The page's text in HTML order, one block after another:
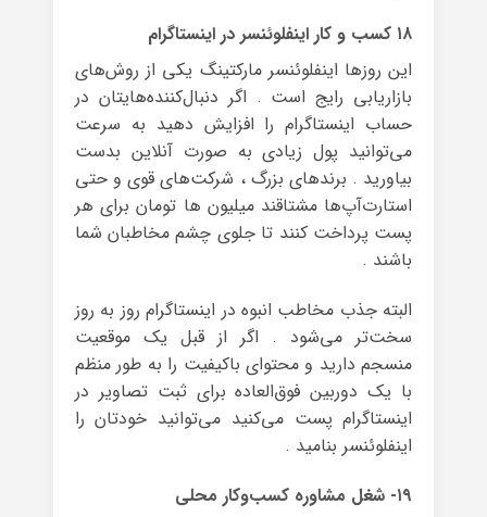
۱۸ کسب و کار اینفلوئنسر در اینستاگرام
این روزها اینفلوئنسر مارکتینگ یکی از روش‌های
بازاریابی رایج است . اگر دنبال‌کننده‌هایتان در
حساب اینستاگرام را افزایش دهید به سرعت
می‌توانید پول زیادی به صورت آنلاین بدست
بیاورید . برندهای بزرگ ، شرکت‌های قوی و حتی
استارت‌آپ‌ها مشتاقند میلیون ها تومان برای هر
پست پرداخت کنند تا جلوی چشم مخاطبان شما
باشند .
البته جذب مخاطب انبوه در اینستاگرام روز به روز
سخت‌تر می‌شود . اگر از قبل یک موقعیت
منسجم دارید و محتوای باکیفیت را به طور منظم
با یک دوربین فوق‌العاده برای ثبت تصاویر در
اینستاگرام پست می‌کنید می‌توانید خودتان را
اینفلوئنسر بنامید .
۱۹- شغل مشاوره کسب‌وکار محلی